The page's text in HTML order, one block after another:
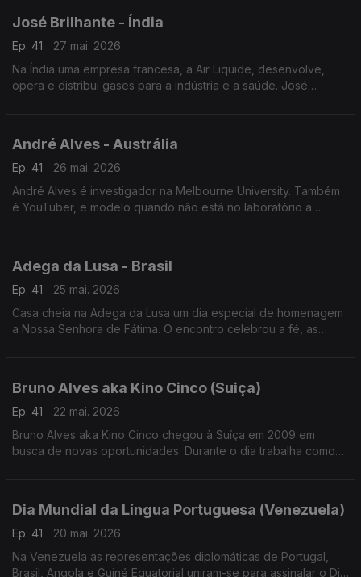
José Brilhante - Índia
Ep. 41
27 mai. 2026
Na Índia uma empresa francesa, a Air Liquide, desenvolve,
opera e distribui gases para a indústria e a saúde. José
André Alves - Austrália
Ep. 41
26 mai. 2026
André Alves é investigador na Melbourne University. Também
é YouTuber, e modelo quando não está no laboratório a
Adega da Lusa - Brasil
Ep. 41
25 mai. 2026
Casa cheia na Adega da Lusa um dia especial de homenagem
a Nossa Senhora de Fátima. O encontro celebrou a fé, as
Bruno Alves aka Kino Cinco (Suiça)
Ep. 41
22 mai. 2026
Bruno Alves aka Kino Cinco chegou à Suíça em 2009 em
busca de novas oportunidades. Durante o dia trabalha como
Dia Mundial da Língua Portuguesa (Venezuela)
Ep. 41
20 mai. 2026
Na Venezuela as representações diplomáticas de Portugal,
Brasil, Angola e Guiné Equatorial uniram-se para assinalar o Dia